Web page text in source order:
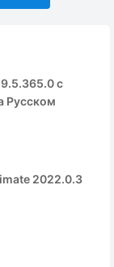
с
Русском
2022.0.3